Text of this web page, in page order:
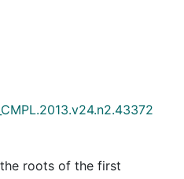
roots of the first